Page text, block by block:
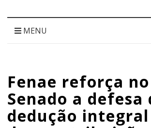
da
no
IR
MENU
Fenae reforça no
Senado a defesa
dedução